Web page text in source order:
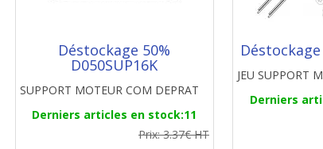
Déstockage 50%
D050SUP16K
SUPPORT MOTEUR COM DEPRAT
Derniers articles en stock:11
Prix: 3.37€ HT
Déstockage
JEU SUPPORT
Derniers